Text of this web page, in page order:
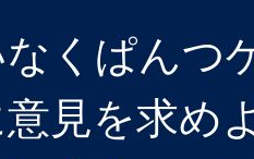
なくぱんつ
見を求め